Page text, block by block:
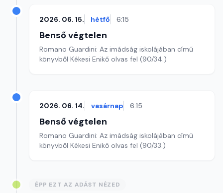
2026. 06. 15. hétfő 6:15
Benső végtelen
Romano Guardini: Az imádság iskolájában című
könyvből Kékesi Enikő olvas fel (90/34.)
2026. 06. 14. vasárnap 6:15
Benső végtelen
Romano Guardini: Az imádság iskolájában című
könyvből Kékesi Enikő olvas fel (90/33.)
ÉPP EZT AZ ADÁST NÉZED